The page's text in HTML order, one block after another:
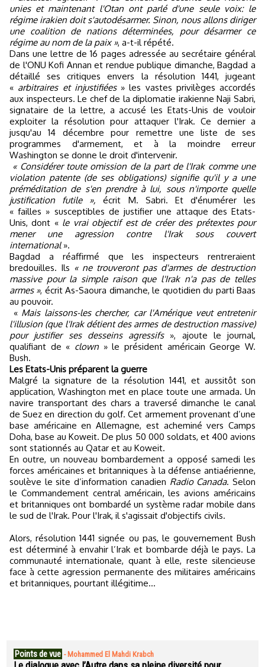
unies et maintenant l'Otan ont parlé d'une seule voix: le
régime irakien doit s'autodésarmer. Sinon, nous allons diriger
une coalition de nations déterminées, pour désarmer ce
régime au nom de la paix », a-t-il répété.
Dans une lettre de 16 pages adressée au secrétaire général
de l'ONU Kofi Annan et rendue publique dimanche, Bagdad a
détaillé ses critiques envers la résolution 1441, jugeant
« arbitraires et injustifiées» les vastes privilèges accordés
aux inspecteurs. Le chef de la diplomatie irakienne Naji Sabri,
signataire de la lettre, a accusé les Etats-Unis de vouloir
exploiter la résolution pour attaquer l'Irak. Ce dernier a
jusqu'au 14 décembre pour remettre une liste de ses
programmes d'armement, et à la moindre erreur
Washington se donne le droit d'intervenir.
« Considérer toute omission de la part de l'Irak comme une
violation patente (de ses obligations) signifie qu'il y a une
préméditation de s'en prendre à lui, sous n'importe quelle
justification futile », écrit M. Sabri. Et d'énumérer les
« failles » susceptibles de justifier une attaque des Etats-
Unis, dont « le vrai objectif est de créer des prétextes pour
mener une agression contre l'Irak sous couvert
international».
Bagdad a réaffirmé que les inspecteurs rentreraient
bredouilles. Ils « ne trouveront pas d'armes de destruction
massive pour la simple raison que l'Irak n'a pas de telles
armes », écrit As-Saoura dimanche, le quotidien du parti Baas
au pouvoir.
« Mais laissons-les chercher, car l'Amérique veut entretenir
l'illusion (que l'Irak détient des armes de destruction massive)
pour justifier ses desseins agressifs», ajoute le journal,
qualifiant de « clown » le président américain George W.
Bush.
Les Etats-Unis préparent la guerre
Malgré la signature de la résolution 1441, et aussitôt son
application, Washington met en place toute une armada. Un
navire transportant des chars a traversé dimanche le canal
de Suez en direction du golf. Cet armement provenant d’une
base américaine en Allemagne, est acheminé vers Camps
Doha, base au Koweit. De plus 50 000 soldats, et 400 avions
sont stationnés au Qatar et au Koweit.
En outre, un nouveau bombardement a opposé samedi les
forces américaines et britanniques à la défense antiaérienne,
soulève le site d’information canadien Radio Canada.Selon
le Commandement central américain, les avions américains
et britanniques ont bombardé un système radar mobile dans
le sud de l'Irak. Pour l'Irak, il s'agissait d'objectifs civils.
Alors, résolution 1441 signée ou pas, le gouvernement Bush
est déterminé à envahir l’Irak et bombarde déjà le pays. La
communauté internationale, quant à elle, reste silencieuse
face à cette agression permanente des militaires américains
et britanniques, pourtant illégitime…
Points de vue - Mohammed El Mahdi Krabch